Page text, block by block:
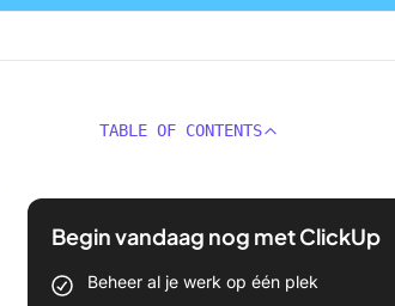
TABLE OF CONTENTS
Begin vandaag nog met ClickUp
Beheer al je werk op één plek